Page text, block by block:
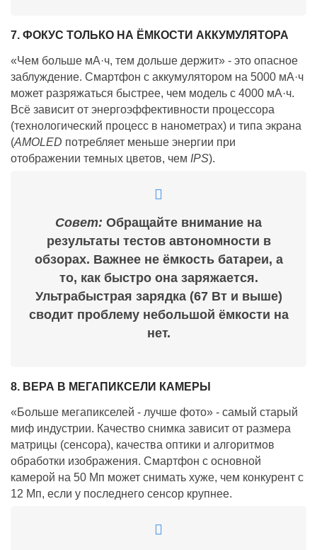
7. ФОКУС ТОЛЬКО НА ЁМКОСТИ АККУМУЛЯТОРА
«Чем больше мА·ч, тем дольше держит» - это опасное
заблуждение. Смартфон с аккумулятором на 5000 мА·ч
может разряжаться быстрее, чем модель с 4000 мА·ч.
Всё зависит от энергоэффективности процессора
(технологический процесс в нанометрах) и типа экрана
(AMOLED потребляет меньше энергии при
отображении темных цветов, чем IPS).
Совет: Обращайте внимание на
результаты тестов автономности в
обзорах. Важнее не ёмкость батареи, а
то, как быстро она заряжается.
Ультрабыстрая зарядка (67 Вт и выше)
сводит проблему небольшой ёмкости на
нет.
8. ВЕРА В МЕГАПИКСЕЛИ КАМЕРЫ
«Больше мегапикселей - лучше фото» - самый старый
миф индустрии. Качество снимка зависит от размера
матрицы (сенсора), качества оптики и алгоритмов
обработки изображения. Смартфон с основной
камерой на 50 Мп может снимать хуже, чем конкурент с
12 Мп, если у последнего сенсор крупнее.